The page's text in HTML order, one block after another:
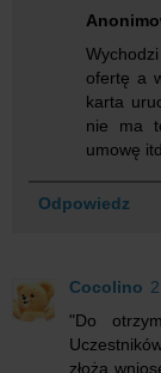
ofertę a
karta
nie ma
umowę itd.
Odpowiedz
Cocolino
"Do
złożą